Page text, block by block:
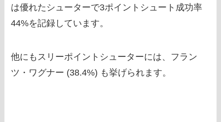
は優れたシューターで3ポイントシュート成功率
44%を記録しています。
他にもスリーポイントシューターには、フラン
ツ・ワグナー (38.4%) も挙げられます。